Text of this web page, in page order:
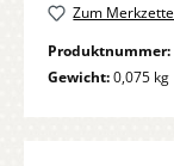
Zum
Produktnummer:
Gewicht:0,075 kg